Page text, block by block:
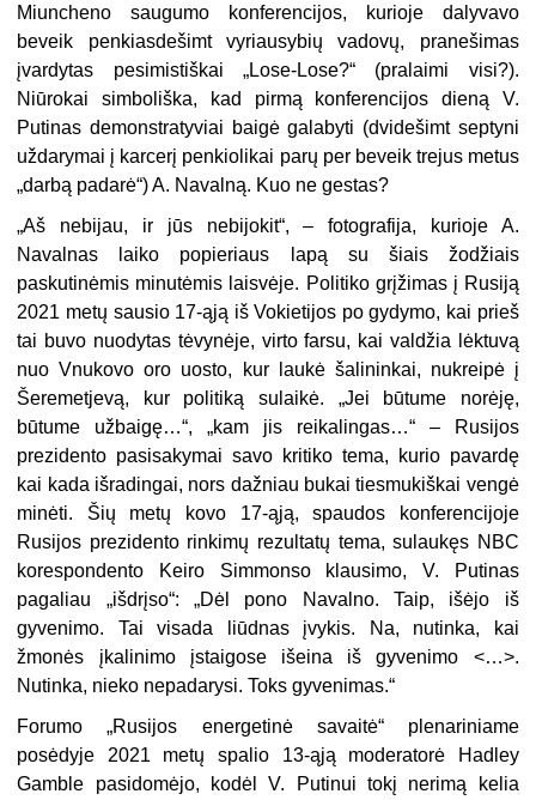
Miuncheno saugumo konferencijos, kurioje dalyvavo
beveik penkiasdešimt vyriausybių vadovų, pranešimas
įvardytas pesimistiškai „Lose-Lose?“ (pralaimi visi?).
Niūrokai simboliška, kad pirmą konferencijos dieną V.
Putinas demonstratyviai baigė galabyti (dvidešimt septyni
uždarymai į karcerį penkiolikai parų per beveik trejus metus
„darbą padarė“) A. Navalną. Kuo ne gestas?
„Aš nebijau, ir jūs nebijokit“, – fotografija, kurioje A.
Navalnas laiko popieriaus lapą su šiais žodžiais
paskutinėmis minutėmis laisvėje. Politiko grįžimas į Rusiją
2021 metų sausio 17-ąją iš Vokietijos po gydymo, kai prieš
tai buvo nuodytas tėvynėje, virto farsu, kai valdžia lėktuvą
nuo Vnukovo oro uosto, kur laukė šalininkai, nukreipė į
Šeremetjevą, kur politiką sulaikė. „Jei būtume norėję,
būtume užbaigę…“, „kam jis reikalingas…“ – Rusijos
prezidento pasisakymai savo kritiko tema, kurio pavardę
kai kada išradingai, nors dažniau bukai tiesmukiškai vengė
minėti. Šių metų kovo 17-ąją, spaudos konferencijoje
Rusijos prezidento rinkimų rezultatų tema, sulaukęs NBC
korespondento Keiro Simmonso klausimo, V. Putinas
pagaliau „išdrįso“: „Dėl pono Navalno. Taip, išėjo iš
gyvenimo. Tai visada liūdnas įvykis. Na, nutinka, kai
žmonės įkalinimo įstaigose išeina iš gyvenimo <…>.
Nutinka, nieko nepadarysi. Toks gyvenimas.“
Forumo „Rusijos energetinė savaitė“ plenariniame
posėdyje 2021 metų spalio 13-ąją moderatorė Hadley
Gamble pasidomėjo, kodėl V. Putinui tokį nerimą kelia